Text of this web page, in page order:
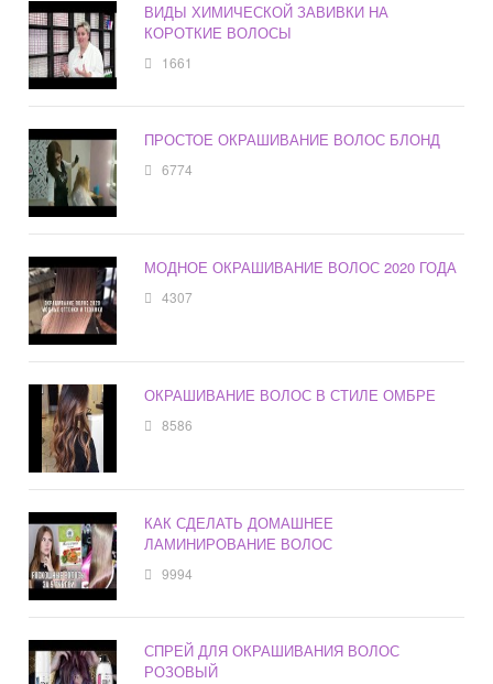
ВИДЫ ХИМИЧЕСКОЙ ЗАВИВКИ НА
КОРОТКИЕ ВОЛОСЫ
1661
ПРОСТОЕ ОКРАШИВАНИЕ ВОЛОС БЛОНД
6774
МОДНОЕ ОКРАШИВАНИЕ ВОЛОС 2020 ГОДА
4307
ОКРАШИВАНИЕ ВОЛОС В СТИЛЕ ОМБРЕ
8586
КАК СДЕЛАТЬ ДОМАШНЕЕ
ЛАМИНИРОВАНИЕ ВОЛОС
9994
СПРЕЙ ДЛЯ ОКРАШИВАНИЯ ВОЛОС
РОЗОВЫЙ